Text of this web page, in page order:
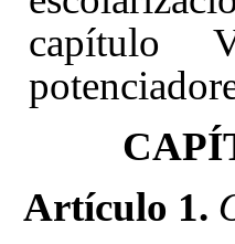
capítulo
Artículo 1.